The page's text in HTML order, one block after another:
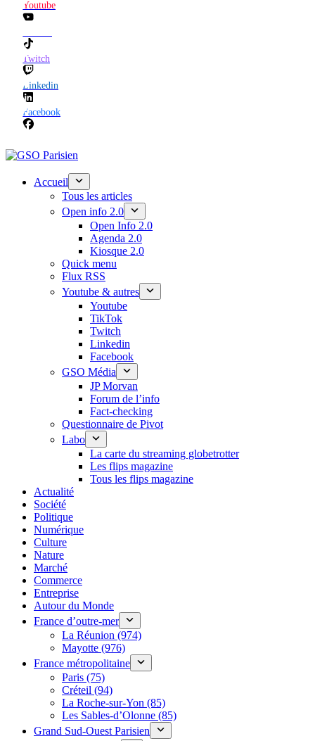
Youtube
Twitch
Linkedin
Facebook
Accueil
Tous les articles
Open info 2.0
Open Info 2.0
Agenda 2.0
Kiosque 2.0
Quick menu
Flux RSS
Youtube & autres
Youtube
TikTok
Twitch
Linkedin
Facebook
GSO Média
JP Morvan
Forum de l’info
Fact-checking
Questionnaire de Pivot
Labo
La carte du streaming globetrotter
Les flips magazine
Tous les flips magazine
Actualité
Société
Politique
Numérique
Culture
Nature
Marché
Commerce
Entreprise
Autour du Monde
France d’outre-mer
La Réunion (974)
Mayotte (976)
France métropolitaine
Paris (75)
Créteil (94)
La Roche-sur-Yon (85)
Les Sables-d’Olonne (85)
Grand Sud-Ouest Parisien